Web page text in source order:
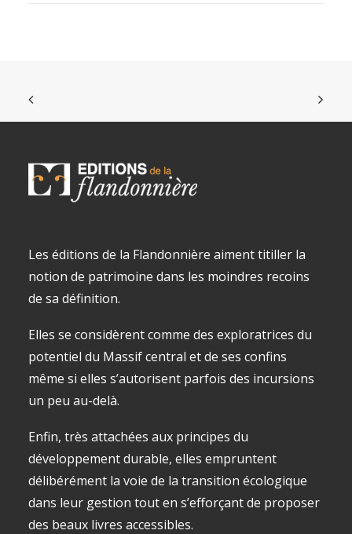
Les éditions de la Flandonnière aiment titiller la
notion de patrimoine dans les moindres recoins
de sa définition.
Elles se considèrent comme des exploratrices du
potentiel du Massif central et de ses confins
même si elles s’autorisent parfois des incursions
un peu au-delà.
Enfin, très attachées aux principes du
développement durable, elles empruntent
délibérément la voie de la transition écologique
dans leur gestion tout en s’efforçant de proposer
des beaux livres accessibles.